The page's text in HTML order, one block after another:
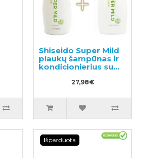
Shiseido Super Mild
plaukų šampūnas ir
kondicionierius su
žolelių aromatu
27,98€
Išparduota